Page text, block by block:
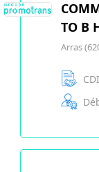
TO B
Arras
CDI